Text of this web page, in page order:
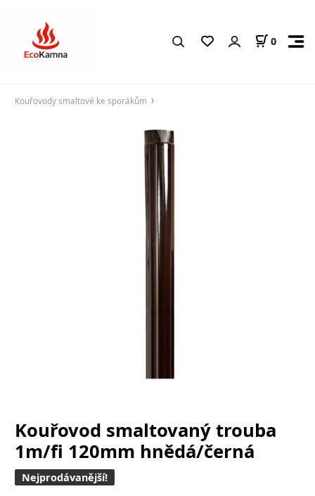
0
Kouřovody smaltové ke sporákům
Kouřovod smaltovaný trouba
1m/fi 120mm hnědá/černá
Nejprodávanější!